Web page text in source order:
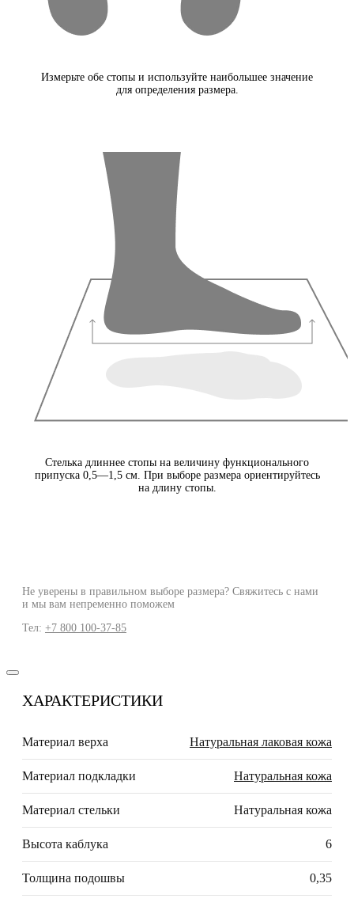
Измерьте обе стопы и используйте наибольшее значение
для определения размера.
Стелька длиннее стопы на величину функционального
припуска 0,5—1,5 см. При выборе размера ориентируйтесь
на длину стопы.
Не уверены в правильном выборе размера? Свяжитесь с нами
и мы вам непременно поможем
Тел: +7 800 100-37-85
ХАРАКТЕРИСТИКИ
Материал верха Натуральная лаковая кожа
Материал подкладки Натуральная кожа
Материал стельки Натуральная кожа
Высота каблука 6
Толщина подошвы 0,35